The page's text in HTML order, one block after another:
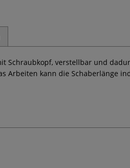
Schraubkopf, verstellbar und
Arbeiten kann die Schaberlänge